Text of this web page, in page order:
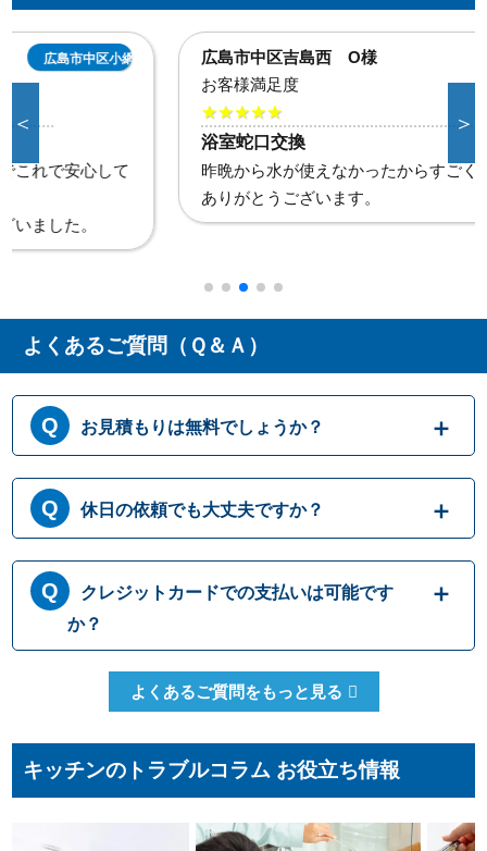
広島市中区吉島西 O様 広島市中区吉島西
昨晩から水が使えなかったからすごく助かりました。
ありがとうございます。
＜ ＞
よくあるご質問（Ｑ＆Ａ）
お見積もりは無料でしょうか？
はい、まずは専門スタッフがお伺いし実際に
目で見て現場調査を行います。確認した内容
を元に、無料でお見積もりをご提示させてい
ただきます。もしお見積り内容がご希望に沿
わない場合も、キャンセル料等は一切発生い
たしません。お見積り内容にご納得・ご署名
いただかなければ作業を行うことはございま
せんので、安心してまずはご相談ください。
休日の依頼でも大丈夫ですか？
365日営業しております。休日、祝日、年末年
始いつでも対応可能です。それにかかる追加
料金は発生しません。ご安心ください。
クレジットカードでの支払いは可能です
か？
Master、JCBカードからお選びいただけま
コンビニ決済、QR決済など、お客さまのご都
よくあるご質問をもっと見る
キッチンのトラブルコラム お役立ち情報